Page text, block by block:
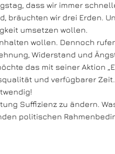
dass wir immer
bräuchten wir drei Erden.
umsetzen wollen.
wollen. Dennoch
Widerstand und
das mit seiner Aktion
und verfügbarer Zeit.
Suffizienz zu ändern.
politischen